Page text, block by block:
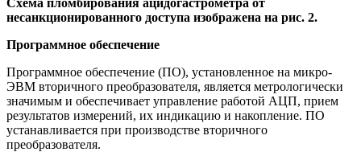
несанкционированного доступа изображена на рис. 2.
Программное обеспечение
Программное обеспечение (ПО), установленное на микро-
ЭВМ вторичного преобразователя, является метрологически
значимым и обеспечивает управление работой АЦП, прием
результатов измерений, их индикацию и накопление. ПО
устанавливается при производстве вторичного
преобразователя.